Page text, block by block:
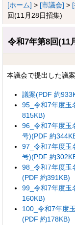
[ホーム] > [市議会] >
回(11月28日招集)
令和7年第8回(11
本議会で提出した議
議案(PDF 約
95_令和7年度玉
815KB)
96_令和7年度玉
号)(PDF 約
97_令和7年度玉
号)(PDF 約
98_令和7年度玉
(PDF 約391KB)
99_令和7年度玉
160KB)
100_令和7年度
(PDF 約178KB)